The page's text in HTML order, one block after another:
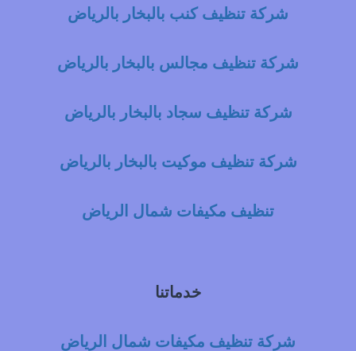
شركة تنظيف كنب بالبخار بالرياض
شركة تنظيف مجالس بالبخار بالرياض
شركة تنظيف سجاد بالبخار بالرياض
شركة تنظيف موكيت بالبخار بالرياض
تنظيف مكيفات شمال الرياض
خدماتنا
شركة تنظيف مكيفات شمال الرياض